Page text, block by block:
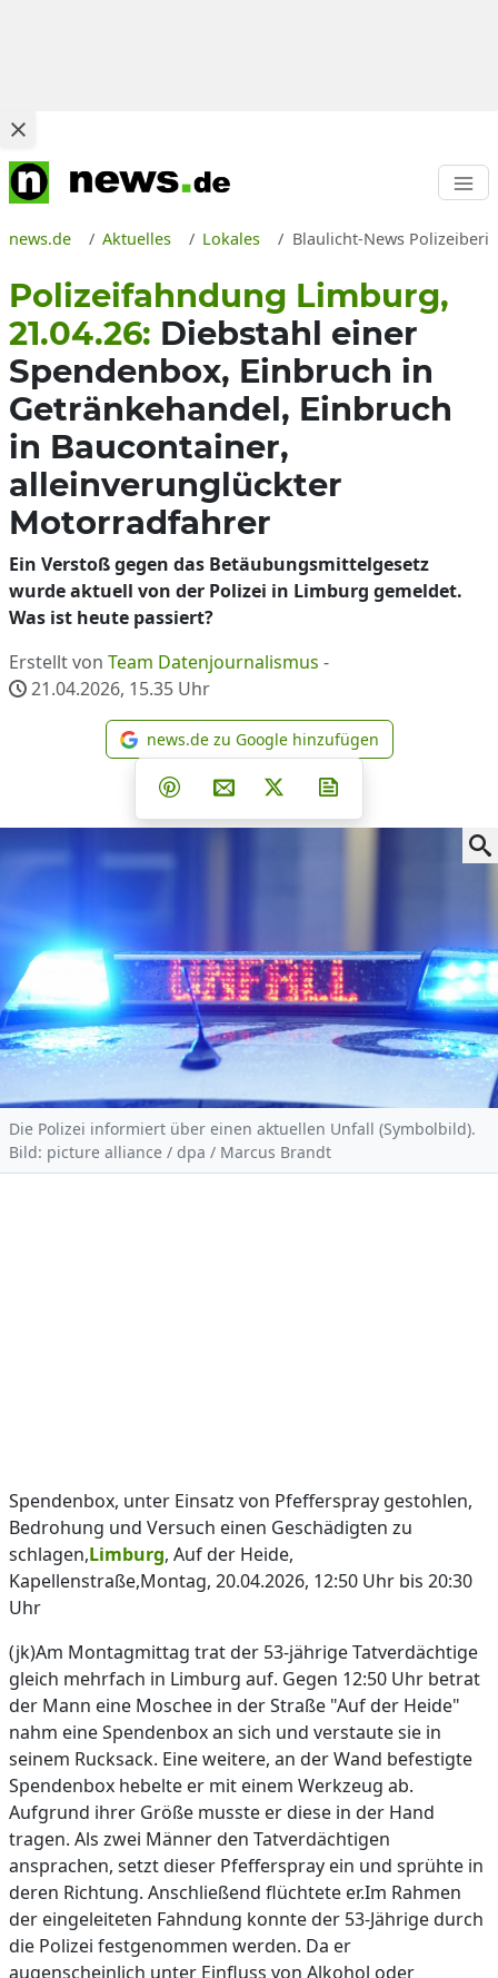
news.de Aktuelles Lokales Blaulicht-News
Polizeifahndung Limburg,
21.04.26: Diebstahl einer
Spendenbox, Einbruch in
Getränkehandel, Einbruch
in Baucontainer,
alleinverunglückter
Motorradfahrer
Ein Verstoß gegen das Betäubungsmittelgesetz
wurde aktuell von der Polizei in Limburg gemeldet.
Was ist heute passiert?
Erstellt von Team Datenjournalismus -
21.04.2026, 15.35 Uhr
news.de zu Google
news.de zu Google hinzufügen
Teilen auf Facebook
Teilen auf Whatsapp
Teilen auf Telegram
Teilen auf Pinterest
Per E-Mail teilen
Post auf X
Die Polizei informiert über einen aktuellen Unfall (Symbolbild).
Bild: picture alliance / dpa / Marcus Brandt
Spendenbox, unter Einsatz von Pfefferspray gestohlen,
Bedrohung und Versuch einen Geschädigten zu
schlagen,Limburg, Auf der Heide,
Kapellenstraße,Montag, 20.04.2026, 12:50 Uhr bis 20:30
Uhr
(jk)Am Montagmittag trat der 53-jährige Tatverdächtige
gleich mehrfach in Limburg auf. Gegen 12:50 Uhr betrat
der Mann eine Moschee in der Straße "Auf der Heide"
nahm eine Spendenbox an sich und verstaute sie in
seinem Rucksack. Eine weitere, an der Wand befestigte
Spendenbox hebelte er mit einem Werkzeug ab.
Aufgrund ihrer Größe musste er diese in der Hand
tragen. Als zwei Männer den Tatverdächtigen
ansprachen, setzt dieser Pfefferspray ein und sprühte in
deren Richtung. Anschließend flüchtete er.Im Rahmen
der eingeleiteten Fahndung konnte der 53-Jährige durch
die Polizei festgenommen werden. Da er
augenscheinlich unter Einfluss von Alkohol oder